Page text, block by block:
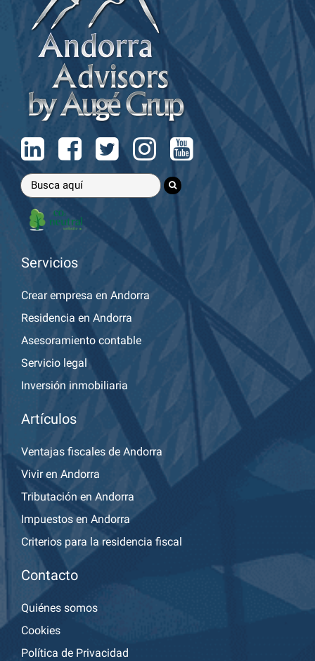
Servicios
Crear empresa en Andorra
Residencia en Andorra
Asesoramiento contable
Servicio legal
Inversión inmobiliaria
Artículos
Ventajas fiscales de Andorra
Vivir en Andorra
Tributación en Andorra
Impuestos en Andorra
Criterios para la residencia fiscal
Contacto
Quiénes somos
Cookies
Política de Privacidad